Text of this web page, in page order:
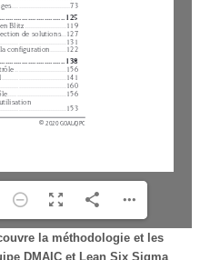
la méthodologie et les
DMAIC et Lean Six Sigma